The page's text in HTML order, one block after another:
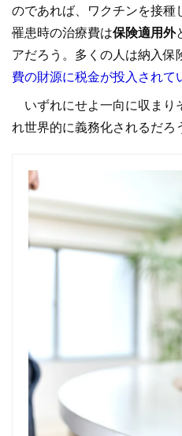
のであれば、ワクチンを接種
罹患時の治療費は保険適用外
アだろう。多くの人は納入保
費の財源に税金が投入されて
いずれにせよ一向に収まり
れ世界的に義務化されるだろ